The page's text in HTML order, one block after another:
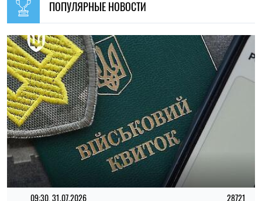
В Украине с 1 августа обновят отдельные нормы
мобилизации: что изменится для граждан
Ирина Де Люсто